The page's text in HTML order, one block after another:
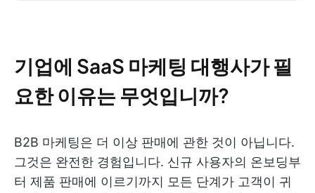
기업에 SaaS 마케팅 대행사가 필
요한 이유는 무엇입니까?
B2B 마케팅은 더 이상 판매에 관한 것이 아닙니다.
그것은 완전한 경험입니다. 신규 사용자의 온보딩부
터 제품 판매에 이르기까지 모든 단계가 고객이 귀